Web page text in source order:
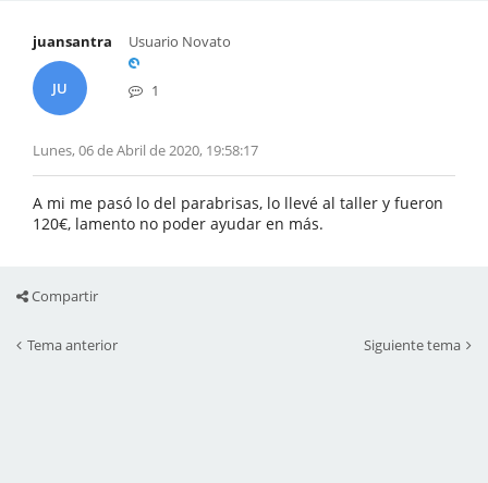
juansantra
JU
Usuario Novato
1
Lunes, 06 de Abril de 2020, 19:58:17
A mi me pasó lo del parabrisas, lo llevé al taller y fueron
120€, lamento no poder ayudar en más.
Compartir
Tema anterior Siguiente tema